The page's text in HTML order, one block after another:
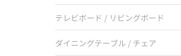
テレビボード / リビングボード
ダイニングテーブル / チェア